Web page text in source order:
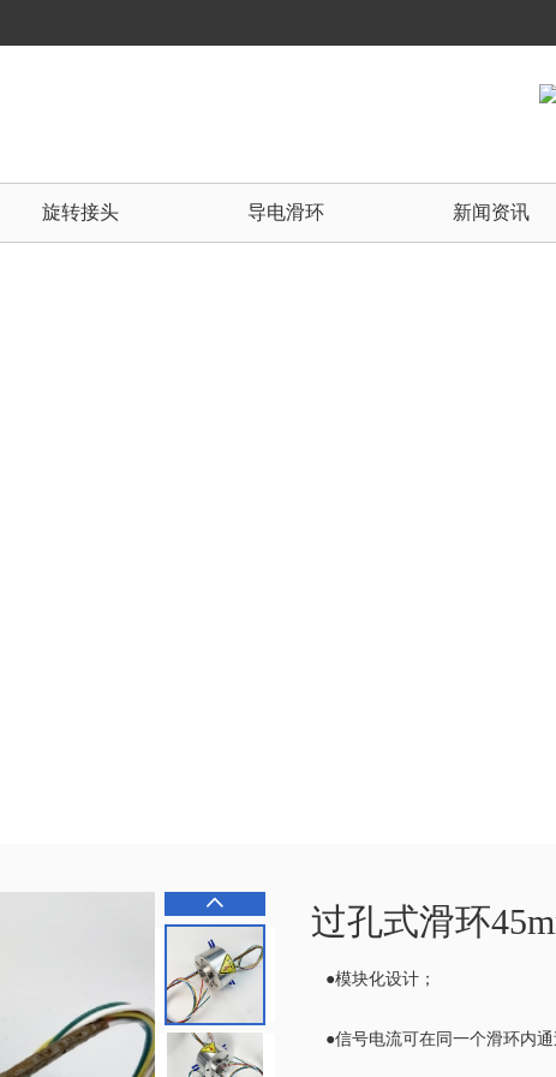
旋转接头 导电滑环 新闻资讯
过孔式滑环
●模块化设计；
●信号电流可在同一个滑环内